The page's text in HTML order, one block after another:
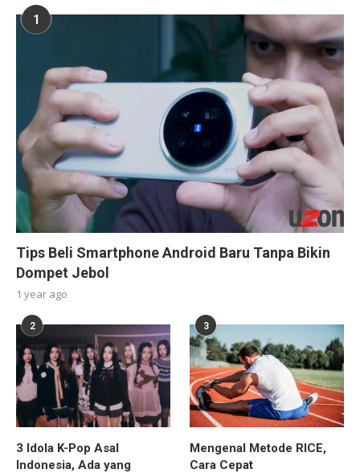
1
Tips Beli Smartphone Android Baru Tanpa Bikin
Dompet Jebol
1 year ago
2
3 Idola K-Pop Asal
Indonesia, Ada yang
3
Mengenal Metode RICE,
Cara Cepat